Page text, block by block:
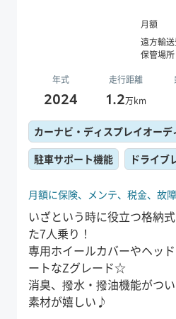
月額
遠方輸送
保管場所
年式 走行距離
2024 1.2万km
月額に保険、 メンテ、 税金、 故
いざという時に役立つ格納
た7人乗り！
専用ホイールカバーやヘッ
ートなZグレード☆
消臭、撥水・撥油機能がつ
素材が嬉しい♪
カーナビ・ディスプレイオーデ
駐車サポート機能
ドライブ